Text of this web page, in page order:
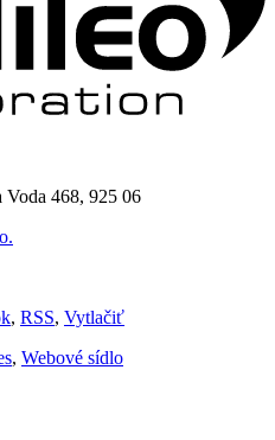
Voda 468, 925 06
, RSS, Vytlačiť
, Webové sídlo